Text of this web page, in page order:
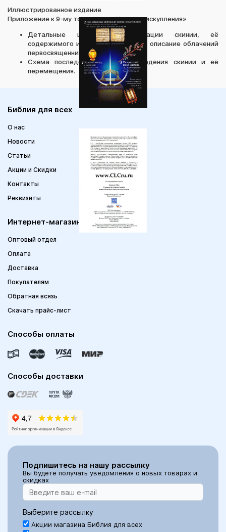
Иллюстрированное издание
Приложение к 9-му тому серии «История искупления»
Детальные цветные иллюстрации скинии, её
содержимого и точное библейское описание облачений
первосвященника.
Схема последовательности возведения скинии и её
перемещения.
Библия для всех
О нас
Новости
Статьи
Акции и Скидки
Контакты
Реквизиты
Интернет-магазин
Оптовый отдел
Оплата
Доставка
Покупателям
Обратная всязь
Скачать прайс-лист
Способы оплаты
Способы доставки
Подпишитесь на нашу рассылку
Вы будете получать уведомления о новых товарах и
скидках
Выберите рассылку
Акции магазина Библия для всех